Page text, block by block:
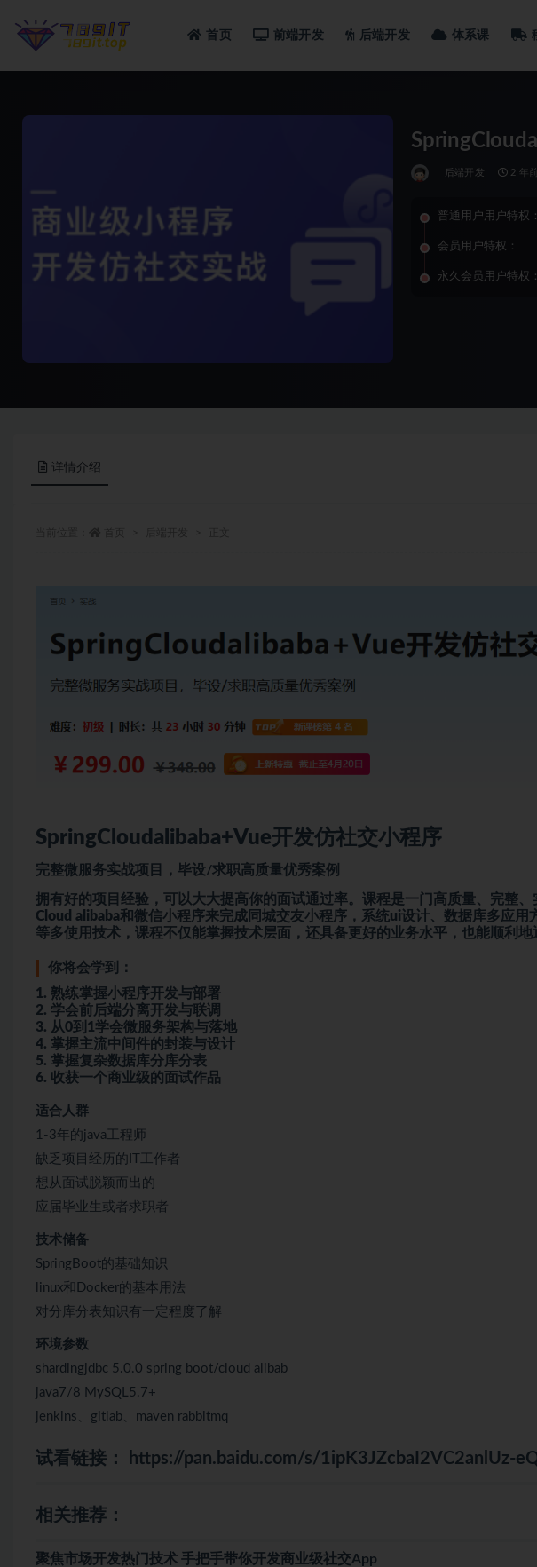
首页 前端开发 后端开发 体系课
后端开发 2 年前
普通用户用户特权：
会员用户特权：
永久会员用户特权：
详情介绍
SpringCloudalibaba+Vue开发仿社交小程序
完整微服务实战项目，毕设/求职高质量优秀案例
拥有好的项目经验，可以大大提高你的面试通过率。课程是一门高质量、完整
Cloud alibaba和微信小程序来完成同城交友小程序，系统ui设计、数据库多应
等多使用技术，课程不仅能掌握技术层面，还具备更好的业务水平，也能顺利地
你将会学到：
1. 熟练掌握小程序开发与部署
2. 学会前后端分离开发与联调
3. 从0到1学会微服务架构与落地
4. 掌握主流中间件的封装与设计
5. 掌握复杂数据库分库分表
6. 收获一个商业级的面试作品
适合人群
1-3年的java工程师
缺乏项目经历的IT工作者
想从面试脱颖而出的
应届毕业生或者求职者
技术储备
SpringBoot的基础知识
linux和Docker的基本用法
对分库分表知识有一定程度了解
环境参数
shardingjdbc 5.0.0 spring boot/cloud alibab
java7/8 MySQL5.7+
jenkins、gitlab、maven rabbitmq
试看链接： https://pan.baidu.com/s/1ipK3JZcbaI2VC2anlUz-
相关推荐：
聚焦市场开发热门技术 手把手带你开发商业级社交App